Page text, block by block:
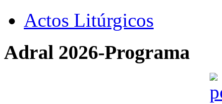
Actos Litúrgicos
Adral 2026-Programa